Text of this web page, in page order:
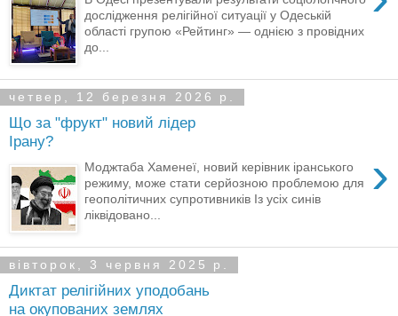
дослідження релігійної ситуації у Одеській
області групою «Рейтинг» — однією з провідних
до...
четвер, 12 березня 2026 р.
Що за "фрукт" новий лідер
Ірану?
›
Моджтаба Хаменеї, новий керівник іранського
режиму, може стати серйозною проблемою для
геополітичних супротивників Із усіх синів
ліквідовано...
вівторок, 3 червня 2025 р.
Диктат релігійних уподобань
на окупованих землях